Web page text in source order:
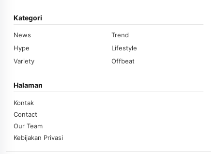
Kategori
News
Trend
Hype
Lifestyle
Variety
Offbeat
Halaman
Kontak
Contact
Our Team
Kebijakan Privasi